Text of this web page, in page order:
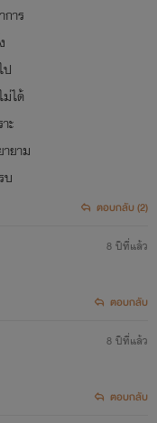
าร
ป
ได้
ะ
ยาม
บ
ตอบกลับ (2)
8 ปีที่แล้ว
ตอบกลับ
8 ปีที่แล้ว
ตอบกลับ